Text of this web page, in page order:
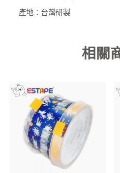
產地：台灣研製
相關